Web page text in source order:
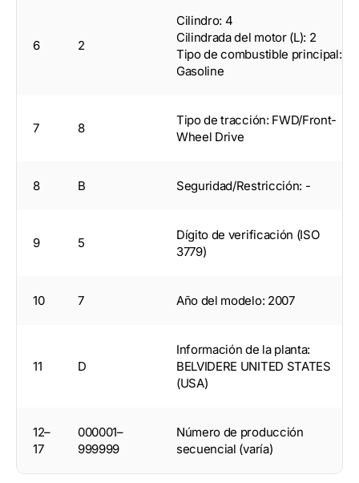
6 2
Cilindro: 4
Cilindrada del motor (L): 2
Tipo de combustible principal:
Gasoline
7 8
Tipo de tracción: FWD/Front-
Wheel Drive
8 B Seguridad/Restricción: -
9 5
Dígito de verificación (ISO
3779)
10 7 Año del modelo: 2007
11 D
Información de la planta:
BELVIDERE UNITED STATES
(USA)
12–
17
000001–
999999
Número de producción
secuencial (varía)